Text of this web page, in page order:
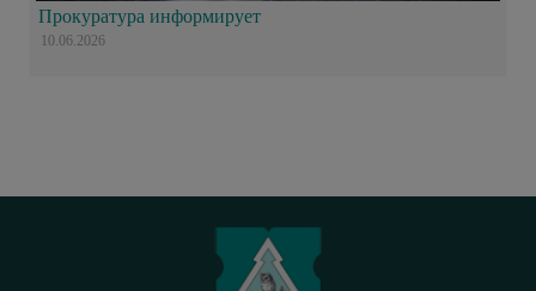
Прокуратура информирует
10.06.2026